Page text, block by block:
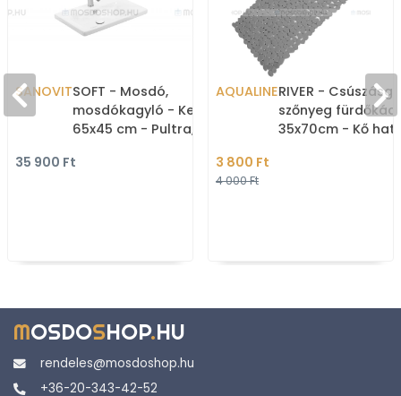
SANOVITSOFT - Mosdó,
mosdókagyló - Kerámia,
65x45 cm - Pultra,
35 900 Ft
AQUALINERIVER -
szőnyeg
35x70cm - Kő
3 800 Ft
4 000 Ft
MOSDOSHOP.HU
rendeles@mosdoshop.hu
+36-20-343-42-52